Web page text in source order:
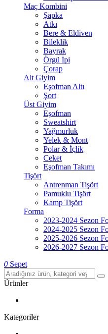
Maç Kombini
Şapka
Atkı
Bere & Eldiven
Bileklik
Bayrak
Örgü İpi
Çorap
Alt Giyim
Eşofman Altı
Şort
Üst Giyim
Eşofman
Sweatshirt
Yağmurluk
Yelek & Mont
Polar & İçlik
Ceket
Eşofman Takımı
Tişört
Antrenman Tişört
Pamuklu Tişört
Kamp Tişört
Forma
2023-2024 Sezon
2024-2025 Sezon
2025-2026 Sezon
2026-2027 Sezon
0 Sepet
Ürünler
Kategoriler